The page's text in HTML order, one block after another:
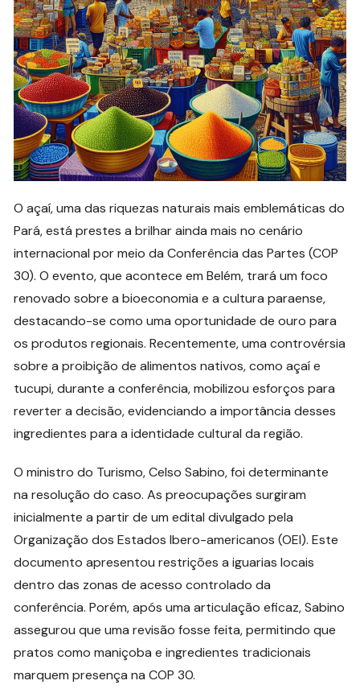
O açaí, uma das riquezas naturais mais emblemáticas do
Pará, está prestes a brilhar ainda mais no cenário
internacional por meio da Conferência das Partes (COP
30). O evento, que acontece em Belém, trará um foco
renovado sobre a bioeconomia e a cultura paraense,
destacando-se como uma oportunidade de ouro para
os produtos regionais. Recentemente, uma controvérsia
sobre a proibição de alimentos nativos, como açaí e
tucupi, durante a conferência, mobilizou esforços para
reverter a decisão, evidenciando a importância desses
ingredientes para a identidade cultural da região.
O ministro do Turismo, Celso Sabino, foi determinante
na resolução do caso. As preocupações surgiram
inicialmente a partir de um edital divulgado pela
Organização dos Estados Ibero-americanos (OEI). Este
documento apresentou restrições a iguarias locais
dentro das zonas de acesso controlado da
conferência. Porém, após uma articulação eficaz, Sabino
assegurou que uma revisão fosse feita, permitindo que
pratos como maniçoba e ingredientes tradicionais
marquem presença na COP 30.